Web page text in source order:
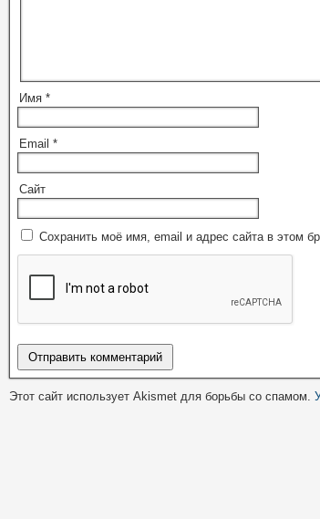
Имя *
Email *
Сайт
Сохранить моё имя, email и адрес сайта в этом
Этот сайт использует Akismet для борьбы со спамом.